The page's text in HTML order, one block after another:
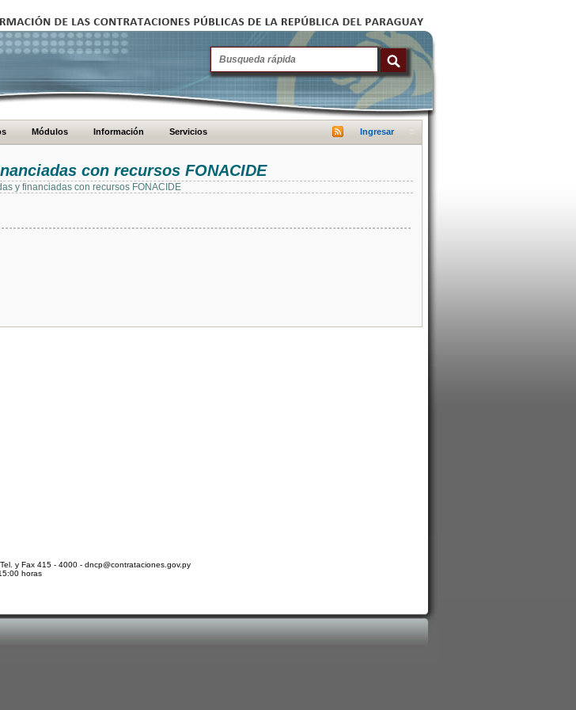
Módulos Información Servicios Ingresar
con recursos FONACIDE
y financiadas con recursos FONACIDE
y Fax 415 - 4000 - dncp@contrataciones.gov.py
horas